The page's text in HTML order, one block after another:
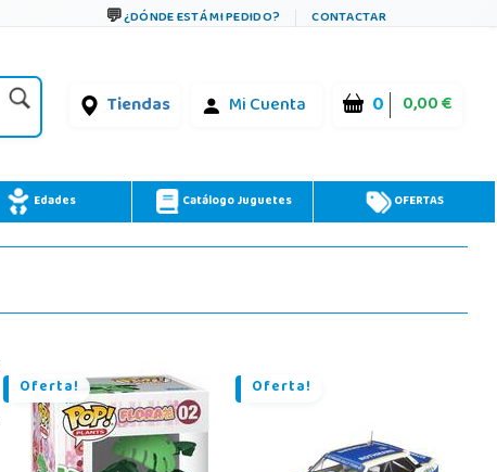
¿DÓNDE ESTÁ MI PEDIDO? CONTACTAR
Tiendas Mi Cuenta 0 0,00 €
Edades Catálogo Juguetes OFERTAS
Oferta! Oferta!